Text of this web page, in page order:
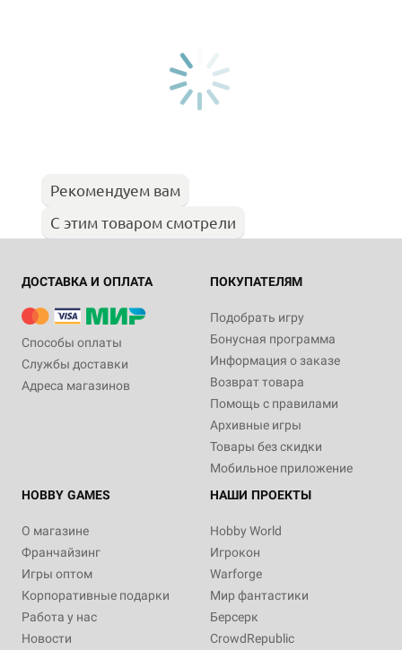
Рекомендуем вам
С этим товаром смотрели
ДОСТАВКА И ОПЛАТА
Способы оплаты
Службы доставки
Адреса магазинов
ПОКУПАТЕЛЯМ
Подобрать игру
Бонусная программа
Информация о заказе
Возврат товара
Помощь с правилами
Архивные игры
Товары без скидки
Мобильное приложение
HOBBY GAMES
О магазине
Франчайзинг
Игры оптом
Корпоративные подарки
Работа у нас
Новости
НАШИ ПРОЕКТЫ
Hobby World
Игрокон
Warforge
Мир фантастики
Берсерк
CrowdRepublic